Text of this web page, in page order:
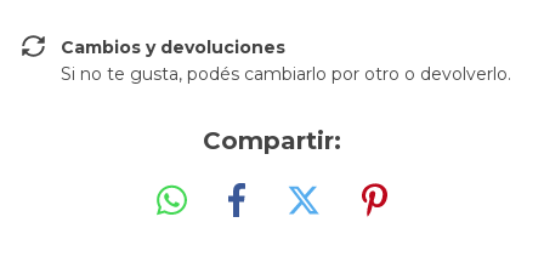
Cambios y devoluciones
Si no te gusta, podés cambiarlo por otro o devolverlo.
Compartir: